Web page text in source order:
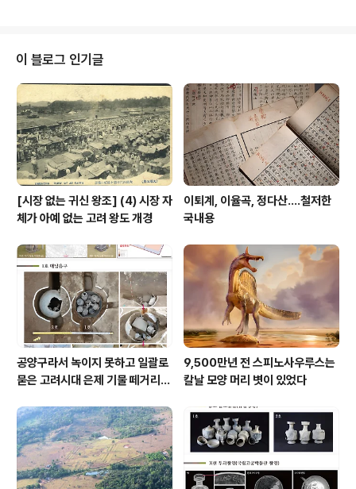
하게 날아다니는 저들이 어디가다 집을 짓는지는 내가 알
수가 없다. 이 벌은 꿀벌이다. 논두렁 집을 때려부수어 그
꿀을 빼먹는 재미 쏠쏠했다. 지금 와서 생각하면 참말로 미
안하기 짝이 없는데, 그걸 때려부순다고 논두렁 위에 요소
비닐 푸대 뒤집어 쓰고 올라가 시퍼런 솔가지 성성한 소나
무 가지로 열라 두들겨 했..
이 블로그 인기글
[시장 없는 귀신 왕조] (4) 시장 자
체가 아예 없는 고려 왕도 개경
이퇴계, 이율곡, 정다산....철저한
국내용
공양구라서 녹이지 못하고 일괄로
묻은 고려시대 은제 기물 떼거리로
9,500만년 전 스피노사우루스는
칼날 모양 머리 볏이 있었다